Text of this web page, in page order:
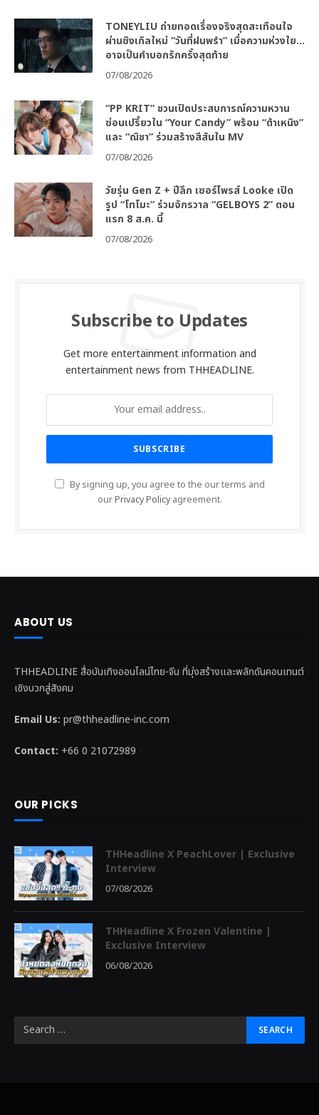
TONEYLIU ถ่ายทอดเรื่องจริงสุดสะเทือนใจ
ผ่านซิงเกิลใหม่ “วันที่ฝนพรำ” เมื่อความห่วงใย…
อาจเป็นคำบอกรักครั้งสุดท้าย
07/08/2026
“PP KRIT” ชวนเปิดประสบการณ์ความหวาน
ซ่อนเปรี้ยวใน “Your Candy” พร้อม “ต้าเหนิง”
และ “ณิชา” ร่วมสร้างสีสันใน MV
07/08/2026
วัยรุ่น Gen Z + ปีลึก เซอร์ไพรส์ Looke เปิด
รูป “โทโมะ” ร่วมจักรวาล “GELBOYS 2” ตอน
แรก 8 ส.ค. นี้
07/08/2026
Subscribe to Updates
Get more entertainment information and
entertainment news from THHEADLINE.
By signing up, you agree to the our terms and
ourPrivacy Policyagreement.
ABOUT US
THHEADLINE สื่อบันเทิงออนไลน์ไทย-จีน ที่มุ่งสร้างและพลักดันคอนเทนต์
เชิงบวกสู่สังคม
Email Us: pr@thheadline-inc.com
Contact: +66 0 21072989
OUR PICKS
THHeadline X PeachLover | Exclusive
Interview
07/08/2026
THHeadline X Frozen Valentine |
Exclusive Interview
06/08/2026